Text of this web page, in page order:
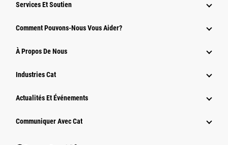
Services Et Soutien
Comment Pouvons-Nous Vous Aider?
À Propos De Nous
Industries Cat
Actualités Et Événements
Communiquer Avec Cat